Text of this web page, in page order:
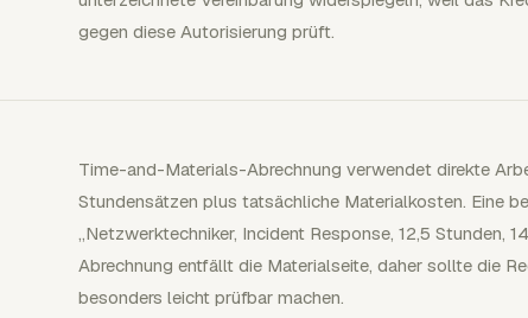
gegen diese Autorisierung prüft.
Time-and-Materials-Abrechnung verwendet direkte
Stundensätzen plus tatsächliche Materialkosten. Eine
„Netzwerktechniker, Incident Response, 12,5 Stunden,
Abrechnung entfällt die Materialseite, daher sollte die
besonders leicht prüfbar machen.